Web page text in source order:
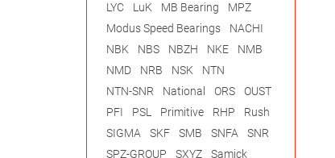
LYC
LuK MB Bearing
MPZ
Modus Speed Bearings
NACHI
NBK
NBS NBZH NKE
NMB
NMD
NRB NSK
NTN
NTN-SNR
National ORS
OUST
PFI
PSL Primitive RHP
Rush
SIGMA
SKF SMB SNFA
SNR
SPZ-GROUP
SXYZ
Samick